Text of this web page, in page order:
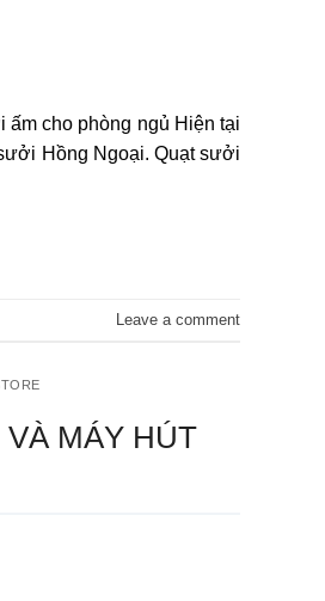
cho phòng ngủ Hiện tại
Hồng Ngoại. Quạt sưởi
Leave a comment
MÁY HÚT